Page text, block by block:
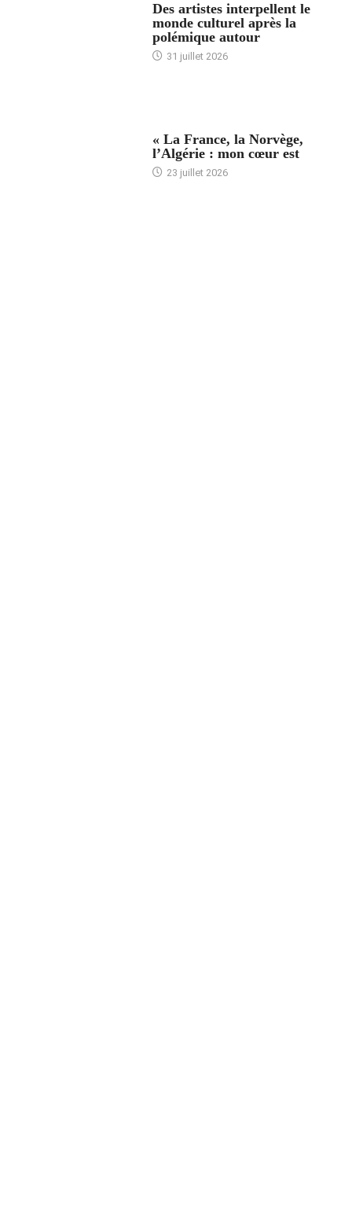
Des artistes interpellent le
monde culturel après la
polémique autour
31 juillet 2026
« La France, la Norvège,
l’Algérie : mon cœur est
23 juillet 2026